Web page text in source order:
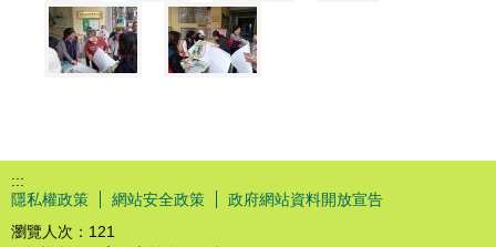
:::
隱私權政策
網站安全政策
政府網站資料開放宣告
瀏覽人次： 121